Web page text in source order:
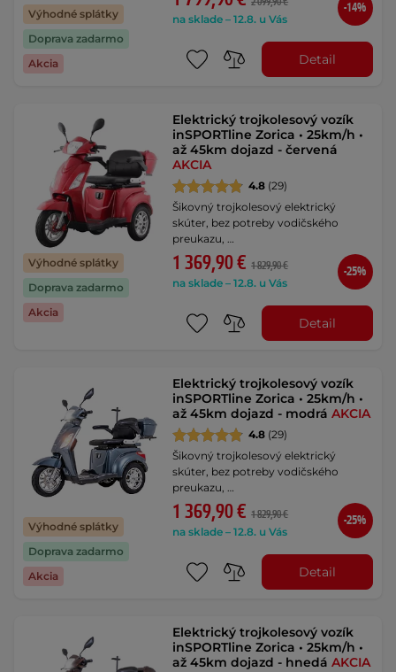
Výhodné splátky
Doprava zadarmo
Akcia
na sklade – 12.8. u Vás
-14%
Detail
Výhodné splátky
Doprava zadarmo
Akcia
Elektrický trojkolesový vozík
inSPORTline Zorica • 25km/h •
až 45km dojazd - červená
AKCIA
4.8 (29)
Šikovný trojkolesový elektrický
skúter, bez potreby vodičského
preukazu, …
1 369,90 € 1 829,90 €
na sklade – 12.8. u Vás
-25%
Detail
Výhodné splátky
Doprava zadarmo
Akcia
Elektrický trojkolesový vozík
inSPORTline Zorica • 25km/h •
až 45km dojazd - modráAKCIA
4.8 (29)
Šikovný trojkolesový elektrický
skúter, bez potreby vodičského
preukazu, …
1 369,90 € 1 829,90 €
na sklade – 12.8. u Vás
-25%
Detail
Elektrický trojkolesový vozík
inSPORTline Zorica • 25km/h •
až 45km dojazd - hnedáAKCIA